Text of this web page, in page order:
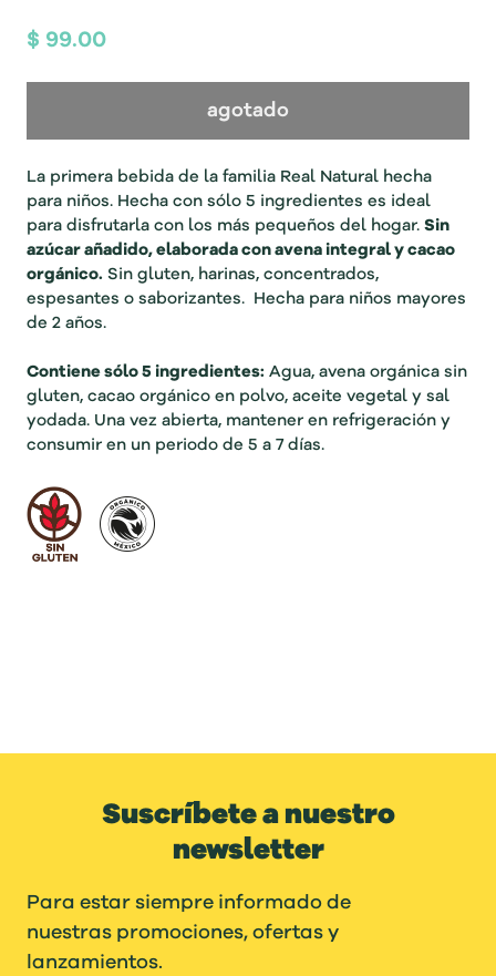
$ 99.00
agotado
La primera bebida de la familia Real Natural hecha
para niños. Hecha con sólo 5 ingredientes es ideal
para disfrutarla con los más pequeños del hogar. Sin
azúcar añadido, elaborada con avena integral y cacao
orgánico. Sin gluten, harinas, concentrados,
espesantes o saborizantes. Hecha para niños mayores
de 2 años.
Contiene sólo 5 ingredientes: Agua, avena orgánica sin
gluten, cacao orgánico en polvo, aceite vegetal y sal
yodada. Una vez abierta, mantener en refrigeración y
consumir en un periodo de 5 a 7 días.
Suscríbete a nuestro
newsletter
Para estar siempre informado de
nuestras promociones, ofertas y
lanzamientos.